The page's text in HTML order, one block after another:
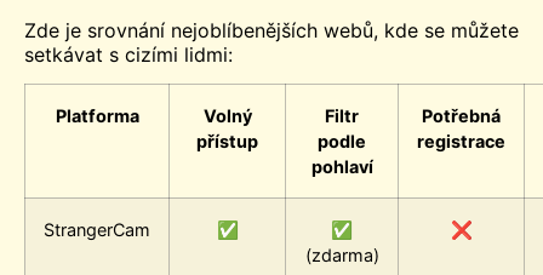
Zde je srovnání nejoblíbenějších webů, kde se můžete
setkávat s cizími lidmi:
Platforma
Volný
přístup
Filtr
podle
pohlaví
Potřebná
registrace
StrangerCam ✅
✅
(zdarma)
❌